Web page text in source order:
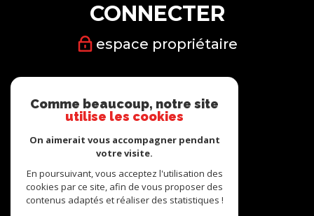
CONNECTER
espace propriétaire
SUIVRE
Nous
Comme beaucoup, notre site
utilise les cookies
On aimerait vous accompagner pendant
votre visite.
En poursuivant, vous acceptez l'utilisation des
cookies par ce site, afin de vous proposer des
contenus adaptés et réaliser des statistiques !